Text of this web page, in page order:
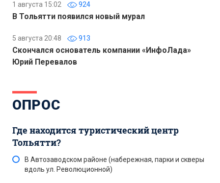
1 августа 15:02 924
В Тольятти появился новый мурал
5 августа 20:48 913
Скончался основатель компании «ИнфоЛада»
Юрий Перевалов
ОПРОС
Где находится туристический центр
Тольятти?
В Автозаводском районе (набережная, парки и скверы
вдоль ул. Революционной)